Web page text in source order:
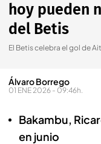
hoy pueden
del Betis
El Betis celebra el gol de
Álvaro Borrego
01 ENE 2026 - 09:46h.
Bakambu,
en junio